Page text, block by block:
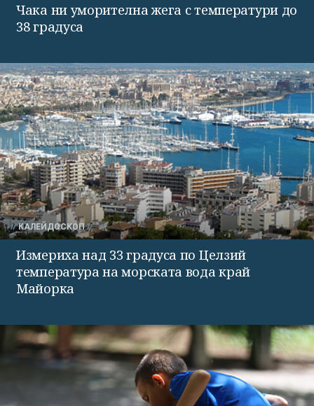
Чака ни уморителна жега с температури до
38 градуса
КАЛЕЙДОСКОП
Измериха над 33 градуса по Целзий
температура на морската вода край
Майорка